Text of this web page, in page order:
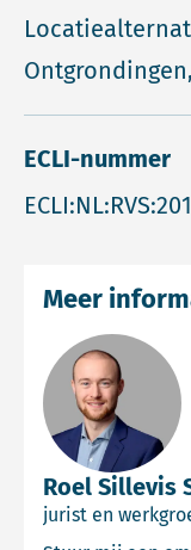
ECLI-nummer
Roel Sillevis
jurist en
Meer